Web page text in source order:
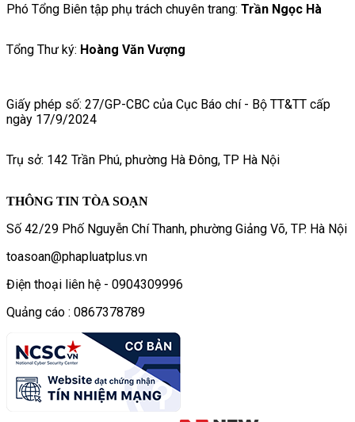
Phó Tổng Biên tập phụ trách chuyên trang: Trần Ngọc Hà
Tổng Thư ký: Hoàng Văn Vượng
Giấy phép số: 27/GP-CBC của Cục Báo chí - Bộ TT&TT cấp
ngày 17/9/2024
Trụ sở: 142 Trần Phú, phường Hà Đông, TP Hà Nội
THÔNG TIN TÒA SOẠN
Số 42/29 Phố Nguyễn Chí Thanh, phường Giảng Võ, TP. Hà Nội
toasoan@phapluatplus.vn
Điện thoại liên hệ - 0904309996
Quảng cáo : 0867378789